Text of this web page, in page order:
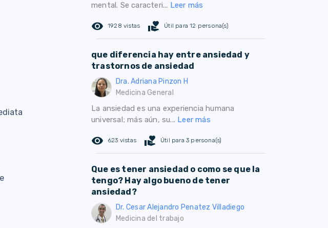
mental. Se caracteri... Leer más
remove_red_eye 1928 vistas volunteer_activism Útil para 12 persona(s)
que diferencia hay entre ansiedad y
trastornos de ansiedad
Dra. Adriana Pinzon H
Medicina General
La ansiedad es una experiencia humana
universal; más aún, su... Leer más
remove_red_eye 623 vistas volunteer_activism Útil para 3 persona(s)
Que es tener ansiedad o como se que la
tengo? Hay algo bueno de tener
ansiedad?
Dr. Cesar Alejandro Penatez Villadiego
Medicina del trabajo